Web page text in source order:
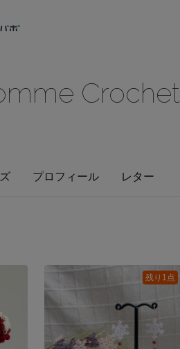
Crochet
プロフィール レター
残り1点